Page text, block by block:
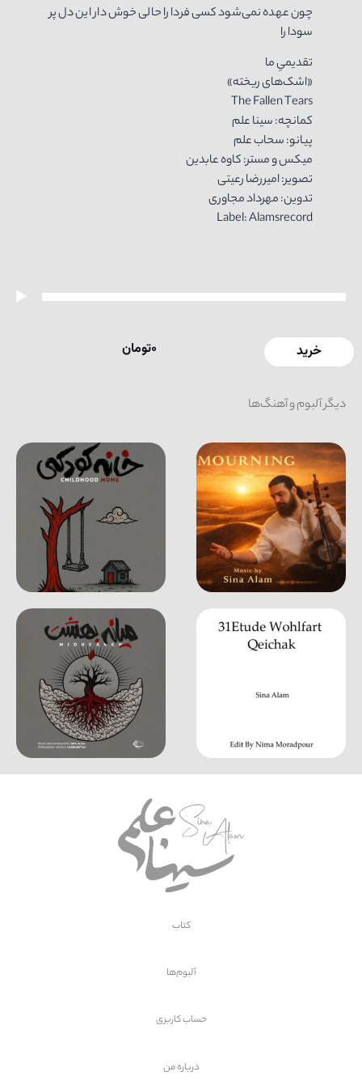
چون عهده نمی‌شود کسی فردا را حالی خوش دار این دل پر
سودا را
تقدیمیِ ما
«اشک‌های ریخته»
The Fallen Tears
کمانچه: سینا علم
پیانو: سحاب علم
میکس و مستر: کاوه عابدین
تصویر: امیررضا رعیتی
تدوین: مهرداد مجاوری
Label: Alamsrecord
خرید 0تومان
دیگر آلبوم و آهنگ‌ها
کتاب
آلبوم‌ها
حساب کاربری
درباره من